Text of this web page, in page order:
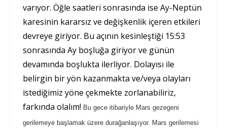
varıyor. Öğle saatleri sonrasında ise Ay-Neptün
karesinin kararsız ve değişkenlik içeren etkileri
devreye giriyor. Bu açının kesinleştiği 15:53
sonrasında Ay boşluğa giriyor ve günün
devamında boşlukta ilerliyor. Dolayısı ile
belirgin bir yön kazanmakta ve/veya olayları
istediğimiz yöne çekmekte zorlanabiliriz,
farkında olalım! Bu gece itibariyle Mars gezegeni
gerilemeye başlamak üzere durağanlaşıyor. Mars gerilemesi